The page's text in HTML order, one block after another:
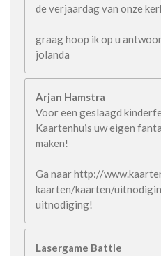
de verjaardag van onze
graag hoop ik op u
jolanda
Arjan Hamstra
Voor een geslaagd
Kaartenhuis uw eigen
maken!
Ga naar http://
kaarten/kaarten/
uitnodiging!
Lasergame Battle